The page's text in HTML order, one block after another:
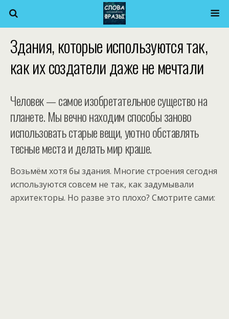
Здания, которые используются так,
как их создатели даже не мечтали
Человек — самое изобретательное существо на
планете. Мы вечно находим способы заново
использовать старые вещи, уютно обставлять
тесные места и делать мир краше.
Возьмём хотя бы здания. Многие строения сегодня
используются совсем не так, как задумывали
архитекторы. Но разве это плохо? Смотрите сами: